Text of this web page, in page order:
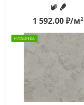
1 592.00₽/м2
НОВИНКА